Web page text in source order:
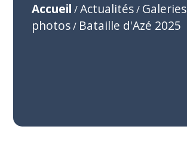
Accueil /Actualités/
photos/ Bataille d'Azé 2025